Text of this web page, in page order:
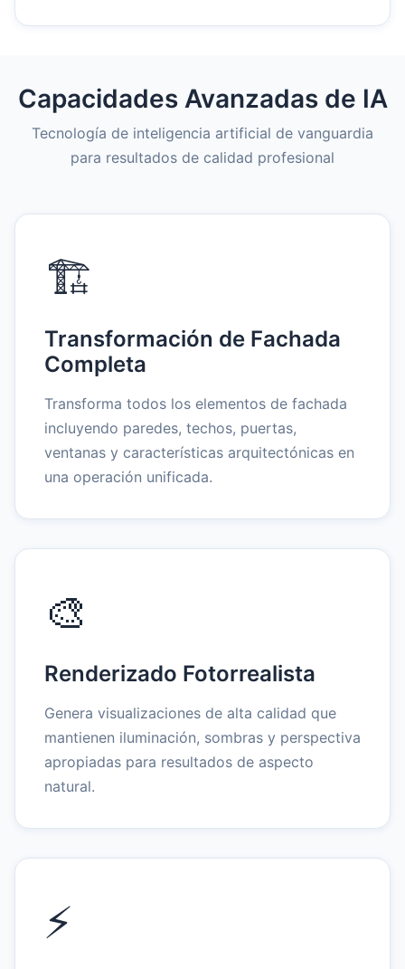
Capacidades Avanzadas de IA
Tecnología de inteligencia artificial de vanguardia
para resultados de calidad profesional
🏗️
Transformación de Fachada
Completa
Transforma todos los elementos de fachada
incluyendo paredes, techos, puertas,
ventanas y características arquitectónicas en
una operación unificada.
🎨
Renderizado Fotorrealista
Genera visualizaciones de alta calidad que
mantienen iluminación, sombras y perspectiva
apropiadas para resultados de aspecto
natural.
⚡